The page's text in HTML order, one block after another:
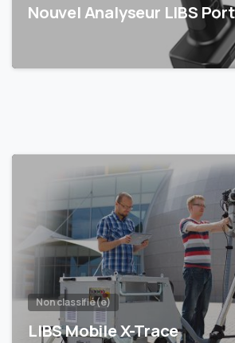
Nouvel Analyseur LIBS
Non classifié(e)
LIBS Mobile X-Trace